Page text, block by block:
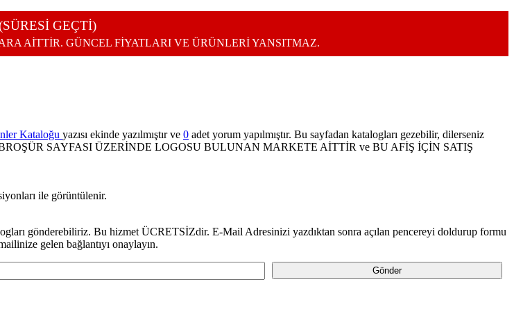
GEÇTİ)
AİTTİR. GÜNCEL FİYATLARI VE ÜRÜNLERİ YANSITMAZ.
Kataloğu yazısı ekinde yazılmıştır ve 0 adet yorum yapılmıştır. Bu sayfadan katalogları gezebilir, dilerseniz
BROŞÜR SAYFASI ÜZERİNDE LOGOSU BULUNAN MARKETE AİTTİR ve BU AFİŞ İÇİN SATIŞ
ile görüntülenir.
gönderebiliriz. Bu hizmet ÜCRETSİZdir. E-Mail Adresinizi yazdıktan sonra açılan pencereyi doldurup formu
gelen bağlantıyı onaylayın.